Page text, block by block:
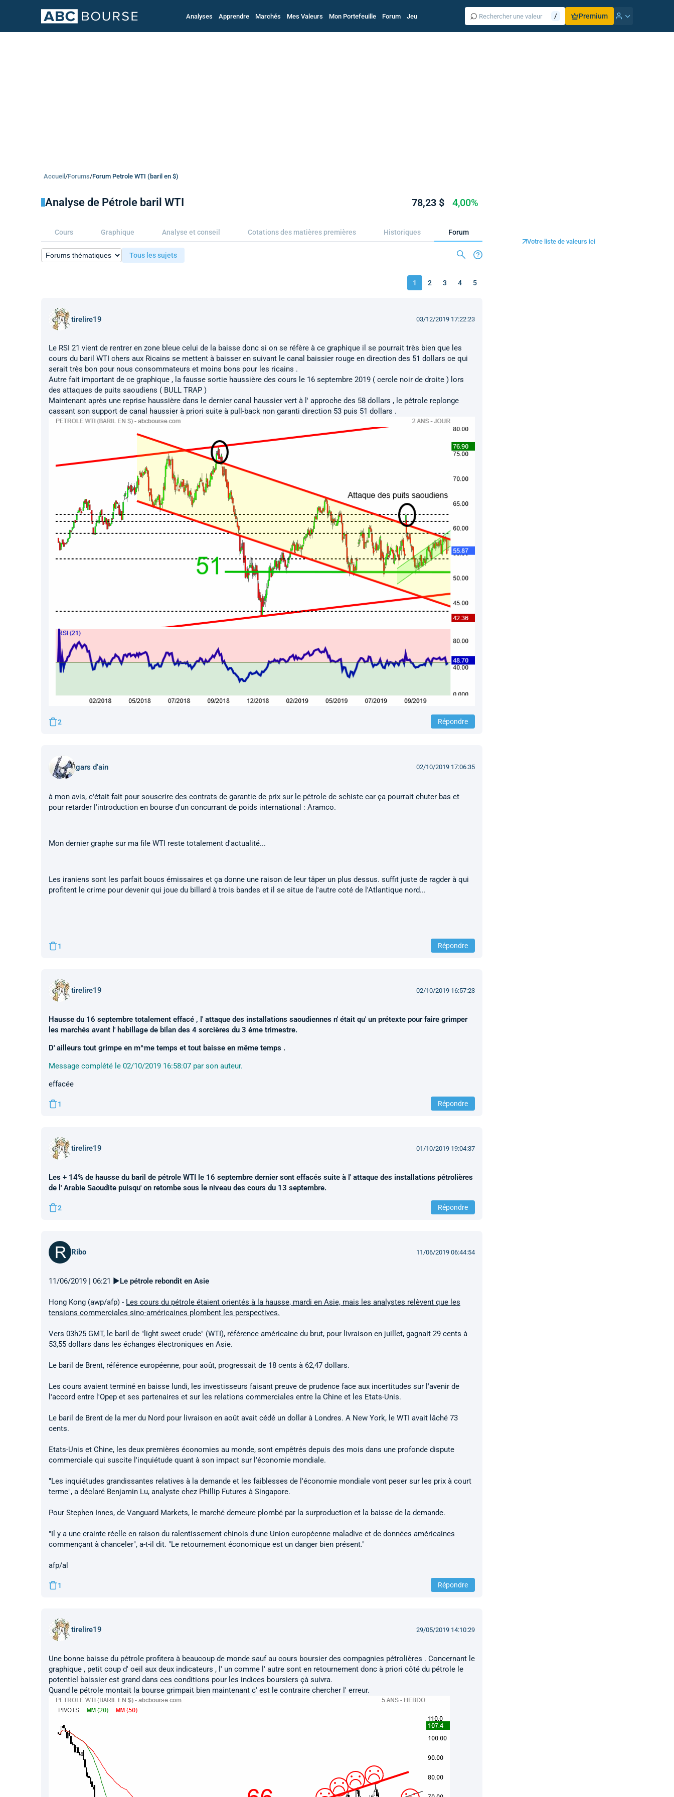
Analyses Apprendre Marchés Mes Valeurs Mon Portefeuille Forum Jeu ⌕ / Premium
Accueil /Forums/Forum Petrole WTI (baril en $)
Analyse de Pétrole baril WTI 78,23 $ 4,00%
Cours Graphique Analyse et conseil Cotations des matières premières Historiques Forum
Tous les sujets
1 2 3 4 5
tirelire19 03/12/2019 17:22:23
Le RSI 21 vient de rentrer en zone bleue celui de la baisse donc si on se réfère à ce graphique il se pourrait très bien que les
cours du baril WTI chers aux Ricains se mettent à baisser en suivant le canal baissier rouge en direction des 51 dollars ce qui
serait très bon pour nous consommateurs et moins bons pour les ricains .
Autre fait important de ce graphique , la fausse sortie haussière des cours le 16 septembre 2019 ( cercle noir de droite ) lors
des attaques de puits saoudiens ( BULL TRAP )
Maintenant après une reprise haussière dans le dernier canal haussier vert à l' approche des 58 dollars , le pétrole replonge
cassant son support de canal haussier à priori suite à pull-back non garanti direction 53 puis 51 dollars .
2 Répondre
gars d'ain 02/10/2019 17:06:35
à mon avis, c'était fait pour souscrire des contrats de garantie de prix sur le pétrole de schiste car ça pourrait chuter bas et
pour retarder l'introduction en bourse d'un concurrant de poids international : Aramco.
Mon dernier graphe sur ma file WTI reste totalement d'actualité...
Les iraniens sont les parfait boucs émissaires et ça donne une raison de leur tâper un plus dessus. suffit juste de ragder à qui
profitent le crime pour devenir qui joue du billard à trois bandes et il se situe de l'autre coté de l'Atlantique nord...
1 Répondre
tirelire19 02/10/2019 16:57:23
Hausse du 16 septembre totalement effacé , l' attaque des installations saoudiennes n' était qu' un prétexte pour faire grimper
les marchés avant l' habillage de bilan des 4 sorcières du 3 éme trimestre.
D' ailleurs tout grimpe en m^me temps et tout baisse en même temps .
Message complété le 02/10/2019 16:58:07 par son auteur.
effacée
1 Répondre
tirelire19 01/10/2019 19:04:37
Les + 14% de hausse du baril de pétrole WTI le 16 septembre dernier sont effacés suite à l' attaque des installations pétrolières
de l' Arabie Saoudite puisqu' on retombe sous le niveau des cours du 13 septembre.
2 Répondre
Ribo 11/06/2019 06:44:54
11/06/2019 | 06:21 ►Le pétrole rebondit en Asie
Hong Kong (awp/afp) - Les cours du pétrole étaient orientés à la hausse, mardi en Asie, mais les analystes relèvent que les
tensions commerciales sino-américaines plombent les perspectives.
Vers 03h25 GMT, le baril de "light sweet crude" (WTI), référence américaine du brut, pour livraison en juillet, gagnait 29 cents à
53,55 dollars dans les échanges électroniques en Asie.
Le baril de Brent, référence européenne, pour août, progressait de 18 cents à 62,47 dollars.
Les cours avaient terminé en baisse lundi, les investisseurs faisant preuve de prudence face aux incertitudes sur l'avenir de
l'accord entre l'Opep et ses partenaires et sur les relations commerciales entre la Chine et les Etats-Unis.
Le baril de Brent de la mer du Nord pour livraison en août avait cédé un dollar à Londres. A New York, le WTI avait lâché 73
cents.
Etats-Unis et Chine, les deux premières économies au monde, sont empêtrés depuis des mois dans une profonde dispute
commerciale qui suscite l'inquiétude quant à son impact sur l'économie mondiale.
"Les inquiétudes grandissantes relatives à la demande et les faiblesses de l'économie mondiale vont peser sur les prix à court
terme", a déclaré Benjamin Lu, analyste chez Phillip Futures à Singapore.
Pour Stephen Innes, de Vanguard Markets, le marché demeure plombé par la surproduction et la baisse de la demande.
"Il y a une crainte réelle en raison du ralentissement chinois d'une Union européenne maladive et de données américaines
commençant à chanceler", a-t-il dit. "Le retournement économique est un danger bien présent."
afp/al
1 Répondre
tirelire19 29/05/2019 14:10:29
Une bonne baisse du pétrole profitera à beaucoup de monde sauf au cours boursier des compagnies pétrolières . Concernant le
graphique , petit coup d' oeil aux deux indicateurs , l' un comme l' autre sont en retournement donc à priori côté du pétrole le
potentiel baissier est grand dans ces conditions pour les indices boursiers çà suivra.
Quand le pétrole montait la bourse grimpait bien maintenant c' est le contraire chercher l' erreur.
Votre liste de valeurs ici